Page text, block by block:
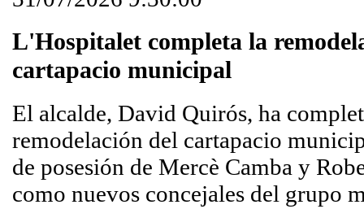
L'Hospitalet completa la
cartapacio municipal
El alcalde, David Quirós, ha
remodelación del cartapacio
de posesión de Mercè Camba y
como nuevos concejales del grupo